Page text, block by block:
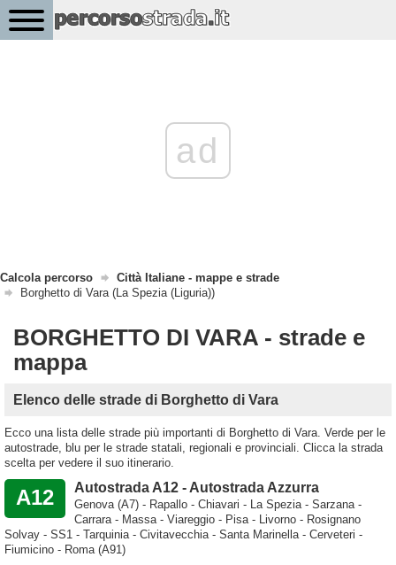
ad
Calcola percorso
Città Italiane - mappe e strade
Borghetto di Vara (La Spezia (Liguria))
BORGHETTO DI VARA - strade e
mappa
Elenco delle strade di Borghetto di Vara
Ecco una lista delle strade più importanti di Borghetto di Vara. Verde per le
autostrade, blu per le strade statali, regionali e provinciali. Clicca la strada
scelta per vedere il suo itinerario.
A12 Autostrada A12 - Autostrada Azzurra
Genova (A7) - Rapallo - Chiavari - La Spezia - Sarzana -
Carrara - Massa - Viareggio - Pisa - Livorno - Rosignano
Solvay - SS1 - Tarquinia - Civitavecchia - Santa Marinella - Cerveteri -
Fiumicino - Roma (A91)